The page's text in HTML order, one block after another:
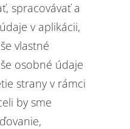
spracovávať a
v aplikácii,
vlastné
osobné údaje
strany v rámci
by sme